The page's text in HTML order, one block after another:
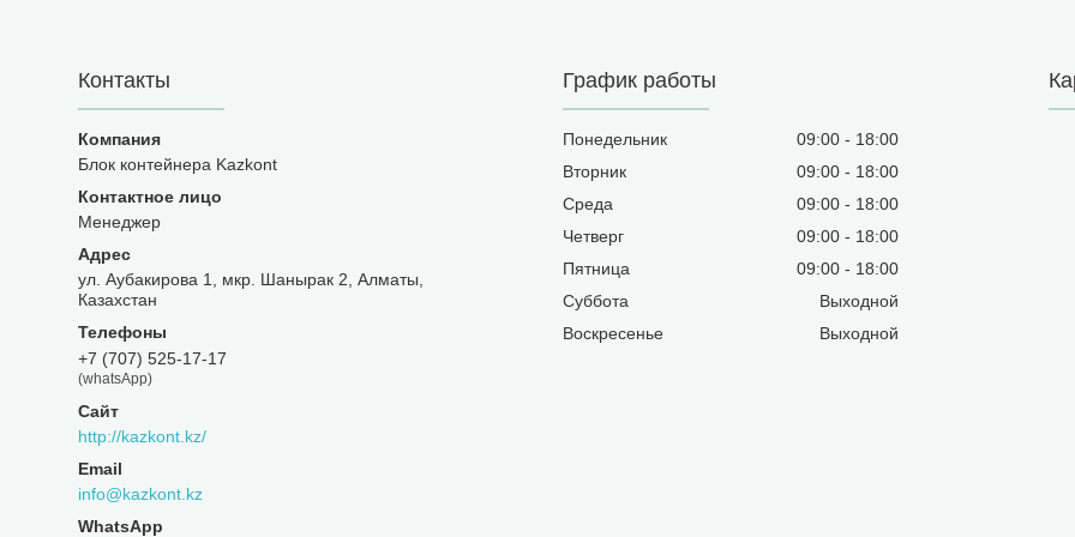
Контакты
Блок контейнера Kazkont
Менеджер
ул. Аубакирова 1, мкр. Шанырак 2, Алматы,
Казахстан
+7 (707) 525-17-17
(whatsApp)
http://kazkont.kz/
info@kazkont.kz
График работы
Понедельник 09:00
18:00
Вторник
09:00
18:00
Среда
09:00
18:00
Четверг
09:00
18:00
Пятница
09:00
18:00
Суббота
Выходной
Воскресенье
Выходной